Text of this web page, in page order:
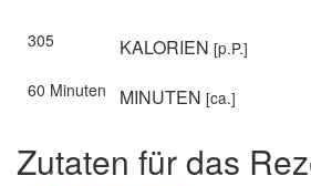
305 KALORIEN [p.P.]
60 Minuten
MINUTEN [ca.]
Zutaten für das